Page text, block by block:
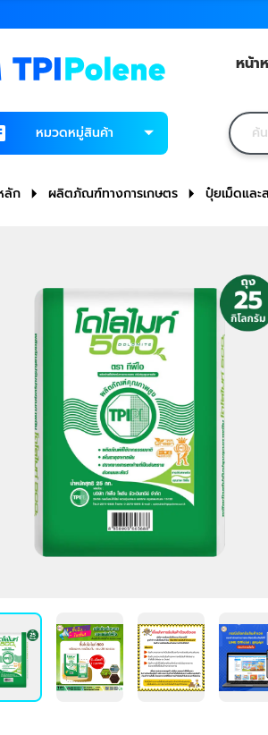
หน้า
หมวดหมู่สินค้า
ลัก ผลิตภัณฑ์ทางการเกษตร ปุ๋ยเม็ดแล